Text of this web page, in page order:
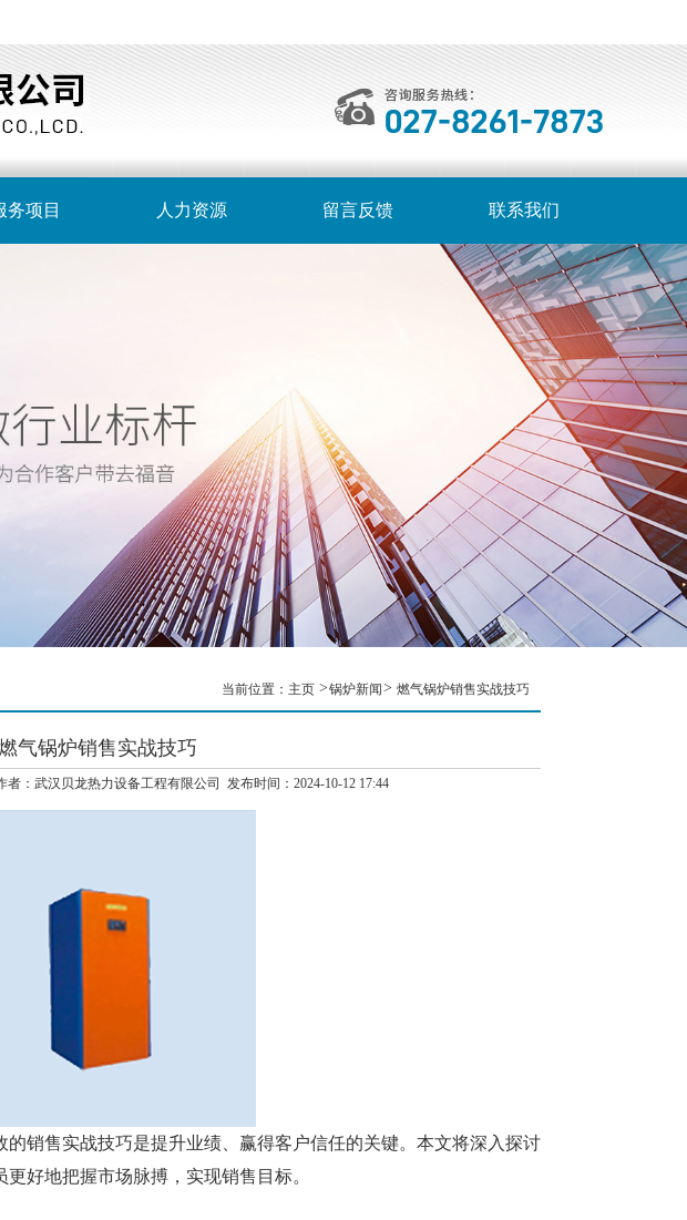
务项目 人力资源 留言反馈 联系我们
当前位置： 主页 锅炉新闻 燃气锅炉销售实战技巧
气锅炉销售实战技巧
者：武汉贝龙热力设备工程有限公司 发布时间：2024-10-12 17:44
售实战技巧是提升业绩、赢得客户信任的关键。本文将深入探讨
好地把握市场脉搏，实现销售目标。